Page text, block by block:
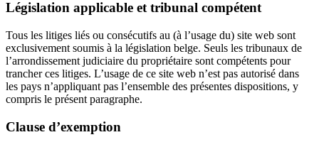
Législation applicable et tribunal compétent
Tous les litiges liés ou consécutifs au (à l’usage du) site web sont
exclusivement soumis à la législation belge. Seuls les tribunaux de
l’arrondissement judiciaire du propriétaire sont compétents pour
trancher ces litiges. L’usage de ce site web n’est pas autorisé dans
les pays n’appliquant pas l’ensemble des présentes dispositions, y
compris le présent paragraphe.
Clause d’exemption